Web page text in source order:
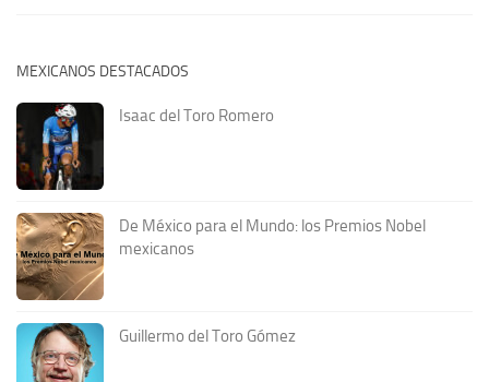
MEXICANOS DESTACADOS
Isaac del Toro Romero
De México para el Mundo: los Premios Nobel
mexicanos
Guillermo del Toro Gómez